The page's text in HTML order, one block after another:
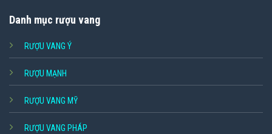
Danh mục rượu vang
RƯỢU VANG Ý
RƯỢU MẠNH
RƯỢU VANG MỸ
RƯỢU VANG PHÁP